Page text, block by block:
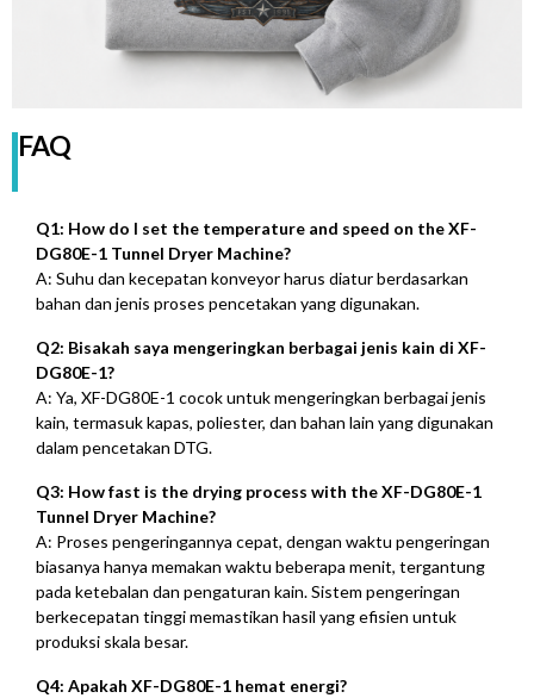
FAQ
Q1: How do I set the temperature and speed on the XF-
DG80E-1 Tunnel Dryer Machine?
A: Suhu dan kecepatan konveyor harus diatur berdasarkan
bahan dan jenis proses pencetakan yang digunakan.
Q2: Bisakah saya mengeringkan berbagai jenis kain di XF-
DG80E-1?
A: Ya, XF-DG80E-1 cocok untuk mengeringkan berbagai jenis
kain, termasuk kapas, poliester, dan bahan lain yang digunakan
dalam pencetakan DTG.
Q3: How fast is the drying process with the XF-DG80E-1
Tunnel Dryer Machine?
A: Proses pengeringannya cepat, dengan waktu pengeringan
biasanya hanya memakan waktu beberapa menit, tergantung
pada ketebalan dan pengaturan kain. Sistem pengeringan
berkecepatan tinggi memastikan hasil yang efisien untuk
produksi skala besar.
Q4: Apakah XF-DG80E-1 hemat energi?